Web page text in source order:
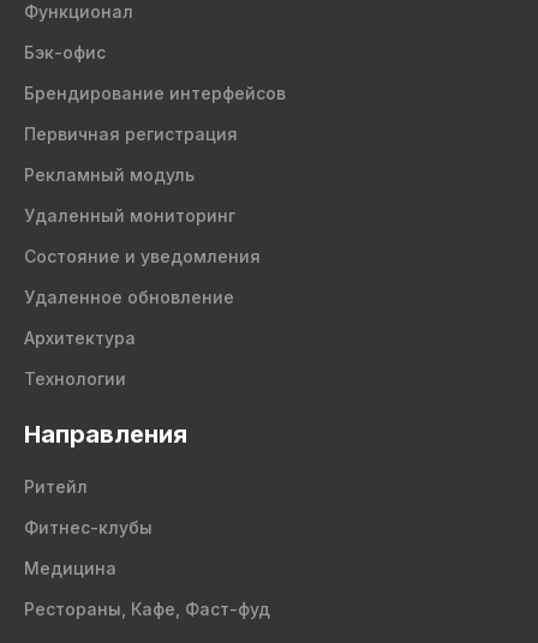
Функционал
Бэк-офис
Брендирование интерфейсов
Первичная регистрация
Рекламный модуль
Удаленный мониторинг
Состояние и уведомления
Удаленное обновление
Архитектура
Технологии
Направления
Ритейл
Фитнес-клубы
Медицина
Рестораны, Кафе, Фаст-фуд